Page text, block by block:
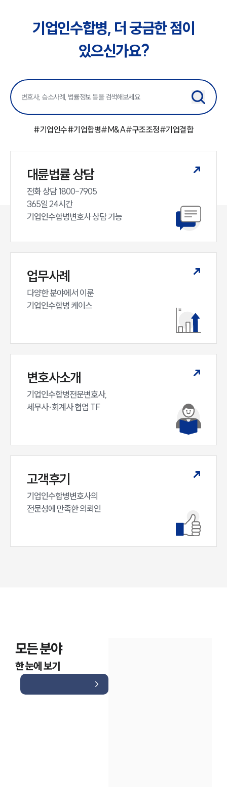
업무분야
M&A센터 업무
전체
구성원 소개
법률 블로그
법률서식
세미나
대륜법률상담예약
기업인수합병, 더 궁금한 점이
있으신가요?
#기업인수#기업합병# M&A#구조조정#기업결합
대륜법률 상담
전화 상담 1800-7905
365일 24시간
기업인수합병변호사 상담 가능
업무사례
다양한 분야에서 이룬
기업인수합병 케이스
변호사소개
기업인수합병전문변호사,
세무사·회계사 협업 TF
고객후기
기업인수합병변호사의
전문성에 만족한 의뢰인
모든 분야
한 눈에 보기